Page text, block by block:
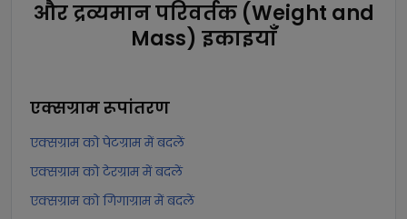
और द्रव्यमान परिवर्तक (Weight and
Mass) इकाइयाँ
एक्सग्रामरूपांतरण
एक्सग्राम को पेटग्राम में बदलें
एक्सग्राम को टेरग्राम में बदलें
एक्सग्राम को गिगाग्राम में बदलें